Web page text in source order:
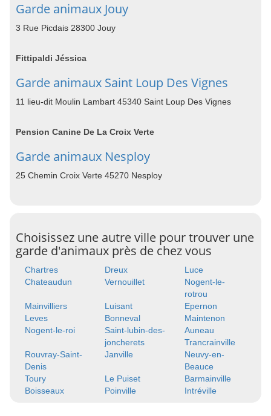
Garde animaux Jouy
3 Rue Picdais 28300 Jouy
Fittipaldi Jéssica
Garde animaux Saint Loup Des Vignes
11 lieu-dit Moulin Lambart 45340 Saint Loup Des Vignes
Pension Canine De La Croix Verte
Garde animaux Nesploy
25 Chemin Croix Verte 45270 Nesploy
Choisissez une autre ville pour trouver une
garde d'animaux près de chez vous
Chartres Dreux
Luce
Chateaudun
Vernouillet
Nogent-le-
rotrou
Mainvilliers
Luisant
Epernon
Leves
Bonneval
Maintenon
Nogent-le-roi
Saint-lubin-des-
joncherets
Auneau
Trancrainville
Rouvray-Saint-
Denis
Janville
Neuvy-en-
Beauce
Toury
Le Puiset
Barmainville
Boisseaux
Poinville Intréville